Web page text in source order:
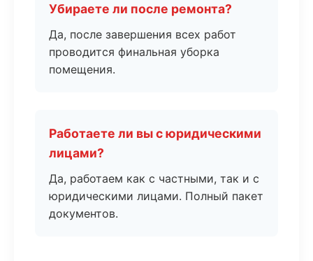
Убираете ли после ремонта?
Да, после завершения всех работ
проводится финальная уборка
помещения.
Работаете ли вы с юридическими
лицами?
Да, работаем как с частными, так и с
юридическими лицами. Полный пакет
документов.